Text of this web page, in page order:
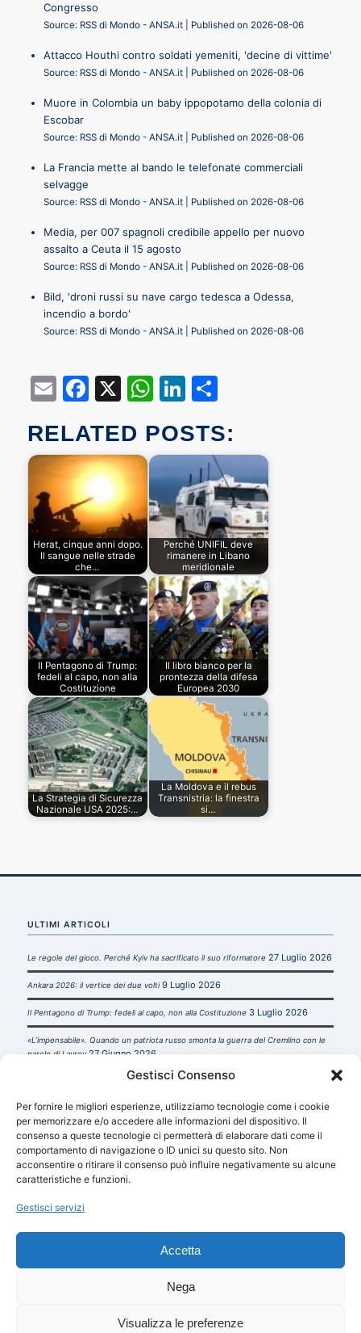
Gestisci Consenso
Per fornire le migliori esperienze, utilizziamo tecnologie come i cookie
per memorizzare e/o accedere alle informazioni del dispositivo. Il
consenso a queste tecnologie ci permetterà di elaborare dati come il
comportamento di navigazione o ID unici su questo sito. Non
acconsentire o ritirare il consenso può influire negativamente su alcune
caratteristiche e funzioni.
Gestisci servizi
Accetta
Nega
Visualizza le preferenze
Congresso
Source: RSS di Mondo - ANSA.it Published on 2026-08-06
Attacco Houthi contro soldati yemeniti, 'decine di vittime'
Source: RSS di Mondo - ANSA.it Published on 2026-08-06
Muore in Colombia un baby ippopotamo della colonia di
Escobar
Source: RSS di Mondo - ANSA.it Published on 2026-08-06
La Francia mette al bando le telefonate commerciali
selvagge
Source: RSS di Mondo - ANSA.it Published on 2026-08-06
Media, per 007 spagnoli credibile appello per nuovo
assalto a Ceuta il 15 agosto
Source: RSS di Mondo - ANSA.it Published on 2026-08-06
Bild, 'droni russi su nave cargo tedesca a Odessa,
incendio a bordo'
Source: RSS di Mondo - ANSA.it Published on 2026-08-06
EmailFacebook
X WhatsApp
LinkedIn
Condividi
RELATED POSTS:
Herat, cinque anni dopo.
Il sangue nelle strade
che…
Perché UNIFIL deve
rimanere in Libano
meridionale
Il Pentagono di Trump:
fedeli al capo, non alla
Costituzione
Il libro bianco per la
prontezza della difesa
Europea 2030
La Strategia di Sicurezza
Nazionale USA 2025:…
La Moldova e il rebus
Transnistria: la finestra
si…
ULTIMI ARTICOLI
Le regole del gioco. Perché Kyiv ha sacrificato il suo riformatore 27 Luglio 2026
Ankara 2026: il vertice dei due volti 9 Luglio 2026
Il Pentagono di Trump: fedeli al capo, non alla Costituzione 3 Luglio 2026
«L’impensabile». Quando un patriota russo smonta la guerra del Cremlino con le
parole di Lavrov 27 Giugno 2026
TrophyLab: quando i trofei di guerra diventano conoscenza strategica
INFORMAZIONI UTILI
Privacy Policy